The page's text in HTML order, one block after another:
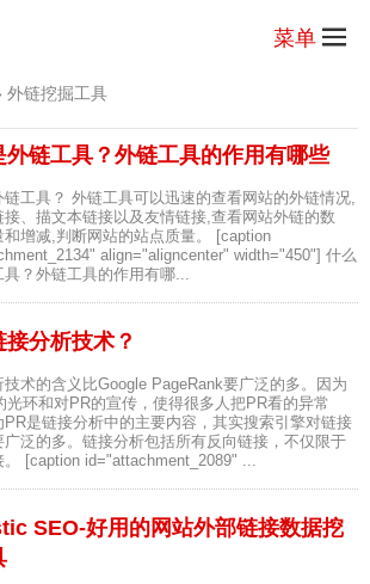
菜单
外链挖掘工具
外链工具？外链工具的作用有哪些
链工具？ 外链工具可以迅速的查看网站的外链情况,
接、描文本链接以及友情链接,查看网站外链的数
和增减,判断网站的站点质量。 [caption
align="aligncenter" width="450"] 什么
具？外链工具的作用有哪...
接分析技术？
技术的含义比Google PageRank要广泛的多。因为
光环和对PR的宣传，使得很多人把PR看的异常
PR是链接分析中的主要内容，其实搜索引擎对链接
广泛的多。链接分析包括所有反向链接，不仅限于
。 [caption id="attachment_2089" ...
SEO-好用的网站外部链接数据挖